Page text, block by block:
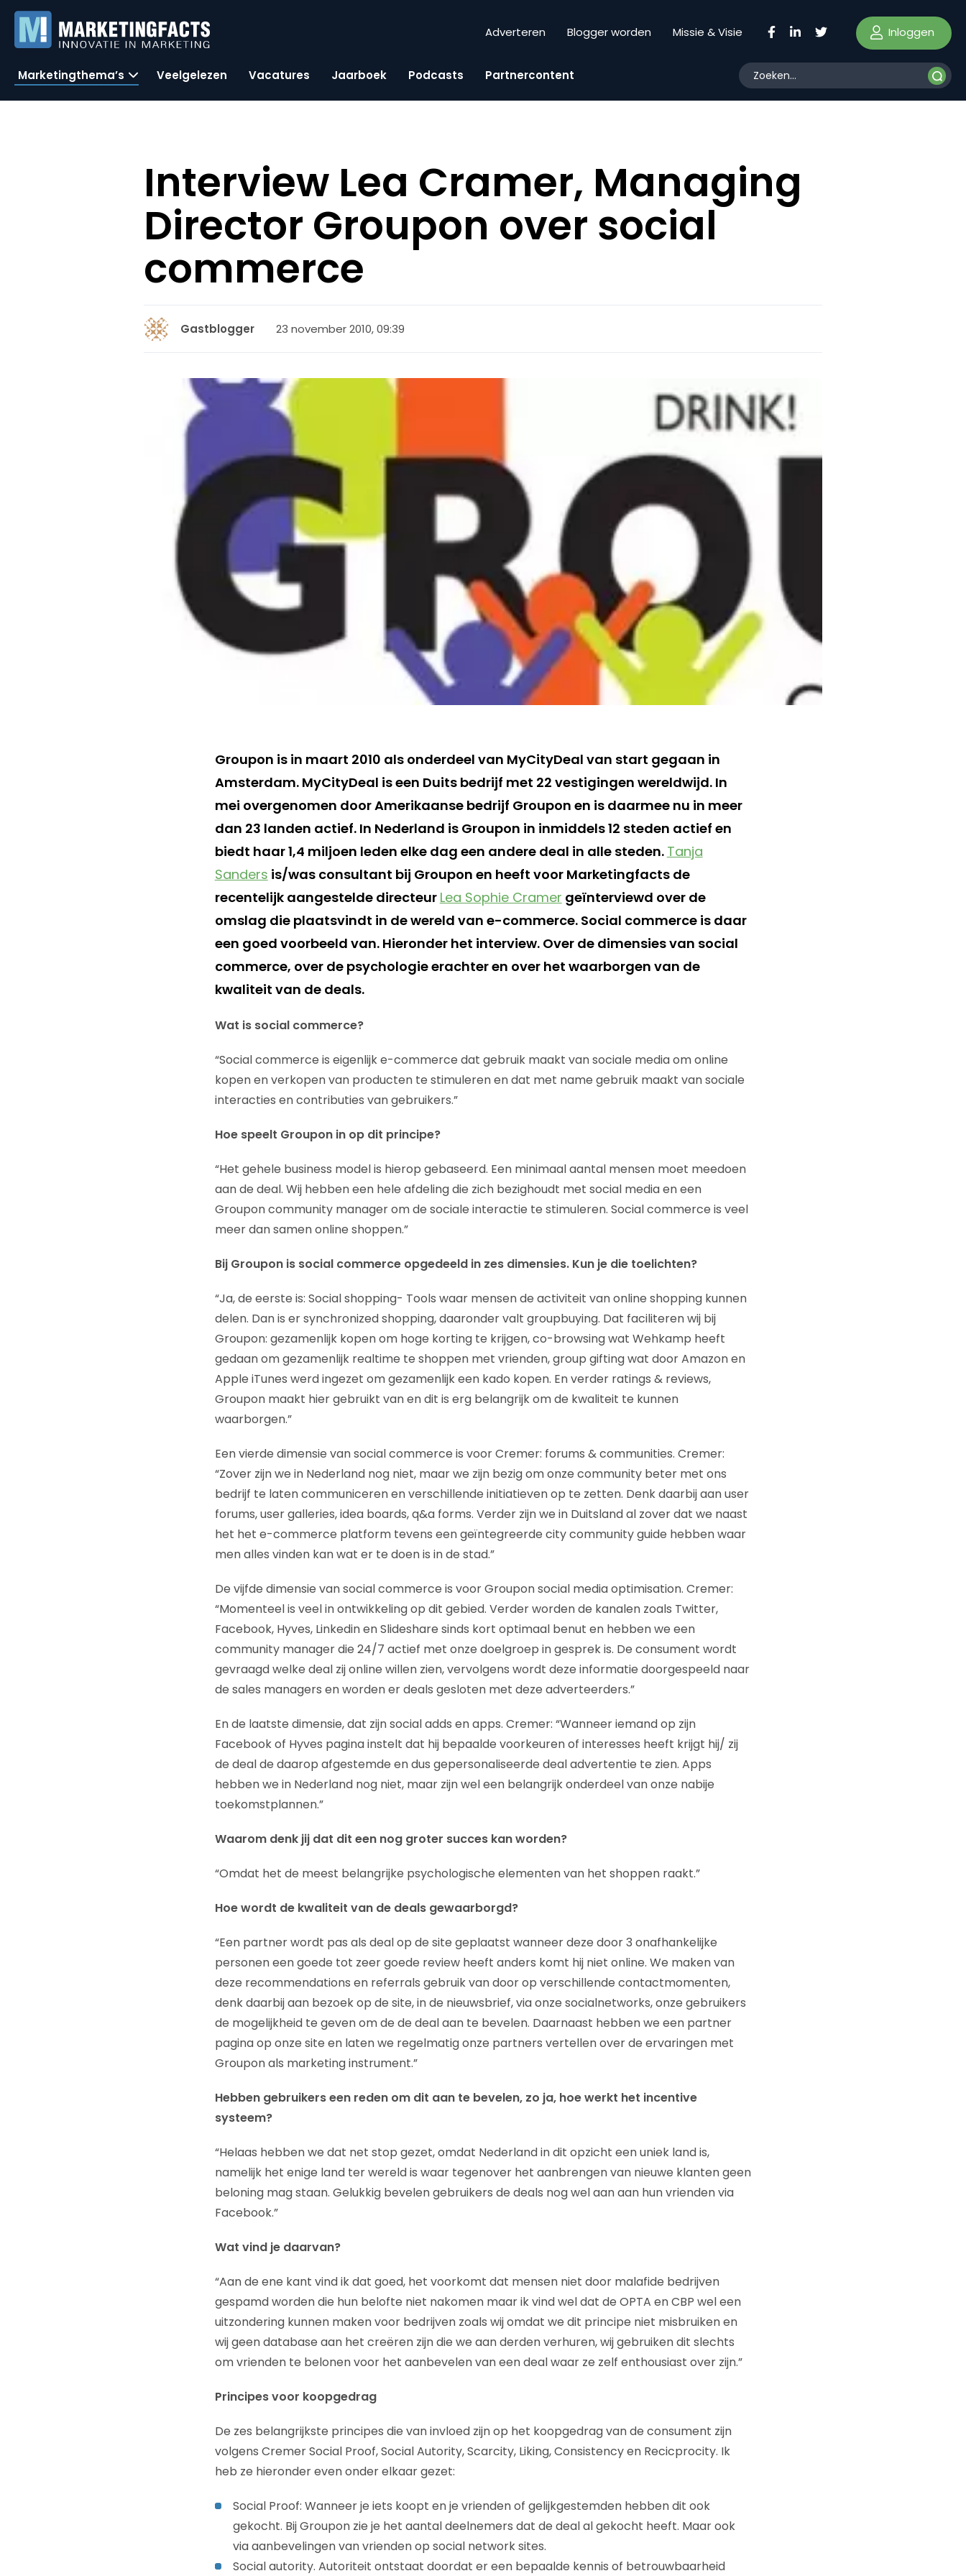
Adverteren Blogger worden Missie & Visie Inloggen
Marketingthema’s Veelgelezen Vacatures Jaarboek Podcasts Partnercontent
Interview Lea Cramer, Managing
Director Groupon over social
commerce
Gastblogger 23 november 2010, 09:39
Groupon is in maart 2010 als onderdeel van MyCityDeal van start gegaan in
Amsterdam. MyCityDeal is een Duits bedrijf met 22 vestigingen wereldwijd. In
mei overgenomen door Amerikaanse bedrijf Groupon en is daarmee nu in meer
dan 23 landen actief. In Nederland is Groupon in inmiddels 12 steden actief en
biedt haar 1,4 miljoen leden elke dag een andere deal in alle steden. Tanja
Sanders is/was consultant bij Groupon en heeft voor Marketingfacts de
recentelijk aangestelde directeur Lea Sophie Cramer geïnterviewd over de
omslag die plaatsvindt in de wereld van e-commerce. Social commerce is daar
een goed voorbeeld van. Hieronder het interview. Over de dimensies van social
commerce, over de psychologie erachter en over het waarborgen van de
kwaliteit van de deals.
Wat is social commerce?
“Social commerce is eigenlijk e-commerce dat gebruik maakt van sociale media om online
kopen en verkopen van producten te stimuleren en dat met name gebruik maakt van sociale
interacties en contributies van gebruikers.”
Hoe speelt Groupon in op dit principe?
“Het gehele business model is hierop gebaseerd. Een minimaal aantal mensen moet meedoen
aan de deal. Wij hebben een hele afdeling die zich bezighoudt met social media en een
Groupon community manager om de sociale interactie te stimuleren. Social commerce is veel
meer dan samen online shoppen.”
Bij Groupon is social commerce opgedeeld in zes dimensies. Kun je die toelichten?
“Ja, de eerste is: Social shopping- Tools waar mensen de activiteit van online shopping kunnen
delen. Dan is er synchronized shopping, daaronder valt groupbuying. Dat faciliteren wij bij
Groupon: gezamenlijk kopen om hoge korting te krijgen, co-browsing wat Wehkamp heeft
gedaan om gezamenlijk realtime te shoppen met vrienden, group gifting wat door Amazon en
Apple iTunes werd ingezet om gezamenlijk een kado kopen. En verder ratings & reviews,
Groupon maakt hier gebruikt van en dit is erg belangrijk om de kwaliteit te kunnen
waarborgen.”
Een vierde dimensie van social commerce is voor Cremer: forums & communities. Cremer:
“Zover zijn we in Nederland nog niet, maar we zijn bezig om onze community beter met ons
bedrijf te laten communiceren en verschillende initiatieven op te zetten. Denk daarbij aan user
forums, user galleries, idea boards, q&a forms. Verder zijn we in Duitsland al zover dat we naast
het het e-commerce platform tevens een geïntegreerde city community guide hebben waar
men alles vinden kan wat er te doen is in de stad.”
De vijfde dimensie van social commerce is voor Groupon social media optimisation. Cremer:
“Momenteel is veel in ontwikkeling op dit gebied. Verder worden de kanalen zoals Twitter,
Facebook, Hyves, Linkedin en Slideshare sinds kort optimaal benut en hebben we een
community manager die 24/7 actief met onze doelgroep in gesprek is. De consument wordt
gevraagd welke deal zij online willen zien, vervolgens wordt deze informatie doorgespeeld naar
de sales managers en worden er deals gesloten met deze adverteerders.”
En de laatste dimensie, dat zijn social adds en apps. Cremer: “Wanneer iemand op zijn
Facebook of Hyves pagina instelt dat hij bepaalde voorkeuren of interesses heeft krijgt hij/ zij
de deal de daarop afgestemde en dus gepersonaliseerde deal advertentie te zien. Apps
hebben we in Nederland nog niet, maar zijn wel een belangrijk onderdeel van onze nabije
toekomstplannen.”
Waarom denk jij dat dit een nog groter succes kan worden?
“Omdat het de meest belangrijke psychologische elementen van het shoppen raakt.”
Hoe wordt de kwaliteit van de deals gewaarborgd?
“Een partner wordt pas als deal op de site geplaatst wanneer deze door 3 onafhankelijke
personen een goede tot zeer goede review heeft anders komt hij niet online. We maken van
deze recommendations en referrals gebruik van door op verschillende contactmomenten,
denk daarbij aan bezoek op de site, in de nieuwsbrief, via onze socialnetworks, onze gebruikers
de mogelijkheid te geven om de de deal aan te bevelen. Daarnaast hebben we een partner
pagina op onze site en laten we regelmatig onze partners vertellen over de ervaringen met
Groupon als marketing instrument.”
Hebben gebruikers een reden om dit aan te bevelen, zo ja, hoe werkt het incentive
systeem?
“Helaas hebben we dat net stop gezet, omdat Nederland in dit opzicht een uniek land is,
namelijk het enige land ter wereld is waar tegenover het aanbrengen van nieuwe klanten geen
beloning mag staan. Gelukkig bevelen gebruikers de deals nog wel aan aan hun vrienden via
Facebook.”
Wat vind je daarvan?
“Aan de ene kant vind ik dat goed, het voorkomt dat mensen niet door malafide bedrijven
gespamd worden die hun belofte niet nakomen maar ik vind wel dat de OPTA en CBP wel een
uitzondering kunnen maken voor bedrijven zoals wij omdat we dit principe niet misbruiken en
wij geen database aan het creëren zijn die we aan derden verhuren, wij gebruiken dit slechts
om vrienden te belonen voor het aanbevelen van een deal waar ze zelf enthousiast over zijn.”
Principes voor koopgedrag
De zes belangrijkste principes die van invloed zijn op het koopgedrag van de consument zijn
volgens Cremer Social Proof, Social Autority, Scarcity, Liking, Consistency en Recicprocity. Ik
heb ze hieronder even onder elkaar gezet:
Social Proof: Wanneer je iets koopt en je vrienden of gelijkgestemden hebben dit ook
gekocht. Bij Groupon zie je het aantal deelnemers dat de deal al gekocht heeft. Maar ook
via aanbevelingen van vrienden op social network sites.
Social autority. Autoriteit ontstaat doordat er een bepaalde kennis of betrouwbaarheid